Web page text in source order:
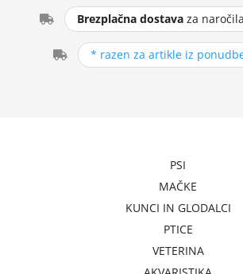
Brezplačna dostava za
* razen za artikle iz
PSI
MAČKE
KUNCI IN GLODALCI
PTICE
VETERINA